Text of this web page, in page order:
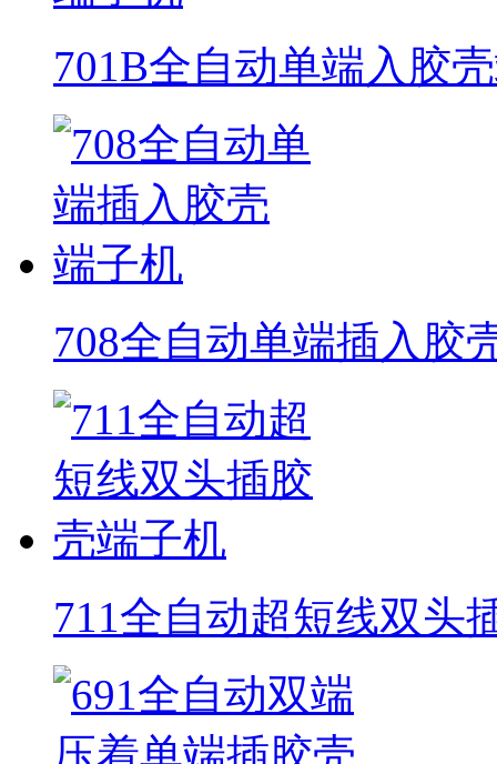
701B全自动单端入胶
708全自动单端插入胶
711全自动超短线双头